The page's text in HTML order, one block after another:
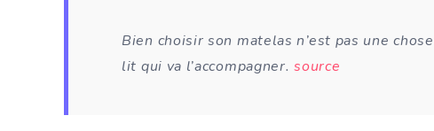
Bien choisir son matelas n’est pas une
lit qui va l’accompagner. source